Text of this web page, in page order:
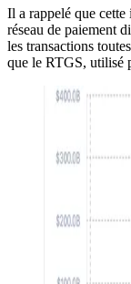
Il a rappelé que
réseau de paiement
les transactions
que le RTGS, utilisé